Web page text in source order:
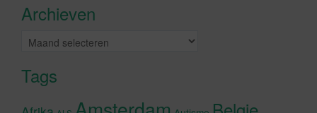
Archieven
Archieven
Tags